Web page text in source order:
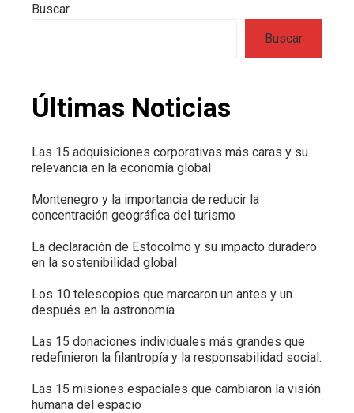
Buscar
Buscar
Últimas Noticias
Las 15 adquisiciones corporativas más caras y su
relevancia en la economía global
Montenegro y la importancia de reducir la
concentración geográfica del turismo
La declaración de Estocolmo y su impacto duradero
en la sostenibilidad global
Los 10 telescopios que marcaron un antes y un
después en la astronomía
Las 15 donaciones individuales más grandes que
redefinieron la filantropía y la responsabilidad social.
Las 15 misiones espaciales que cambiaron la visión
humana del espacio